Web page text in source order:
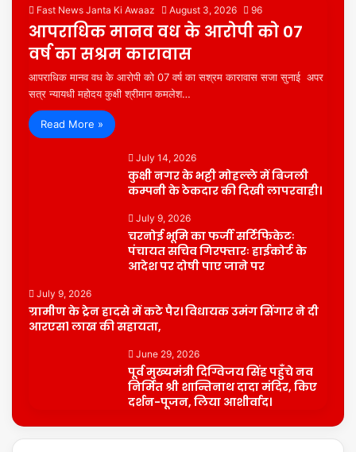
Fast News Janta Ki Awaaz August 3, 2026 96
आपराधिक मानव वध के आरोपी को 07
वर्ष का सश्रम कारावास
आपराधिक मानव वध के आरोपी को 07 वर्ष का सश्रम कारावास सजा सुनाई अपर
सत्र न्यायधी महोदय कुक्षी श्रीमान कमलेश…
Read More »
July 14, 2026
कुक्षी नगर के भट्टी मोहल्ले में बिजली
कम्पनी के ठेकदार की दिखी लापरवाही।
July 9, 2026
चरनोई भूमि का फर्जी सर्टिफिकेटः
पंचायत सचिव गिरफ्तारः हाईकोर्ट के
आदेश पर दोषी पाए जाने पर
July 9, 2026
ग्रामीण के ट्रेन हादसे में कटे पैर। विधायक उमंग सिंगार ने दी
आरएस1 लाख की सहायता,
June 29, 2026
पूर्व मुख्यमंत्री दिग्विजय सिंह पहुँचे नव
निर्मित श्री शान्तिनाथ दादा मंदिर, किए
दर्शन-पूजन, लिया आशीर्वाद।